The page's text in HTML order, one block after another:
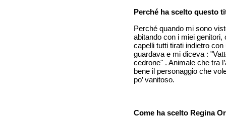
Perché ha scelto questo
Perché quando mi sono
abitando con i miei
capelli tutti tirati indietro
guardava e mi diceva :
cedrone" . Animale che tra
bene il personaggio che
po’ vanitoso.
Come ha scelto Regina